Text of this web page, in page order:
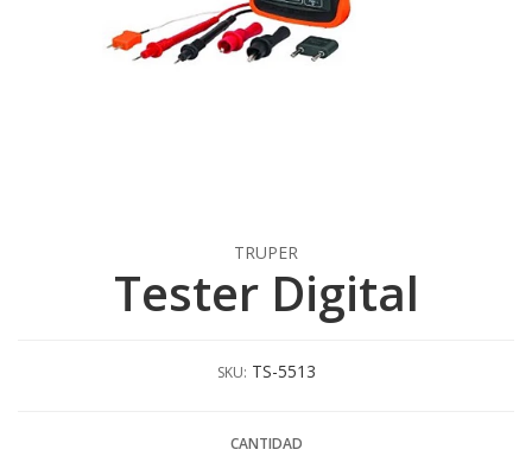
TRUPER
Tester Digital
SKU: TS-5513
CANTIDAD